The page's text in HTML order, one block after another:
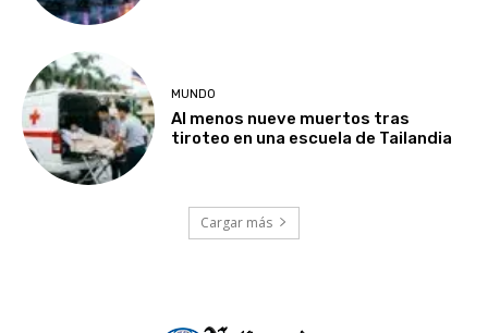
MUNDO
Al menos nueve muertos tras
tiroteo en una escuela de Tailandia
Cargar más